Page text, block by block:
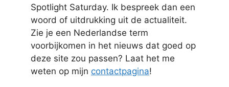
Spotlight Saturday. Ik bespreek dan een
woord of uitdrukking uit de actualiteit.
Zie je een Nederlandse term
voorbijkomen in het nieuws dat goed op
deze site zou passen? Laat het me
weten op mijn contactpagina!